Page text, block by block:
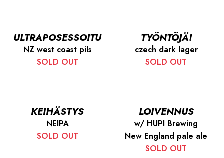
ULTRAPOSESSOITU
NZ west coast pils
SOLD OUT
TYÖNTÖJÄ!
czech dark lager
SOLD OUT
KEIHÄSTYS
NEIPA
SOLD OUT
LOIVENNUS
w/ HUPI Brewing
New England pale ale
SOLD OUT